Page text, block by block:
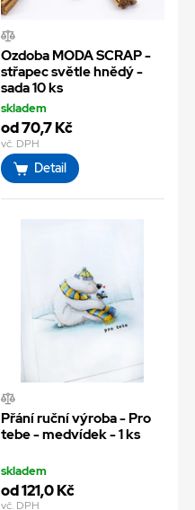
Ozdoba MODA SCRAP -
střapec světle hnědý -
sada 10 ks
skladem
od 70,7 Kč
vč. DPH
Detail
Přání ruční výroba - Pro
tebe - medvídek - 1 ks
skladem
od 121,0 Kč
vč. DPH